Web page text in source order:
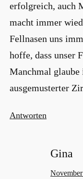
erfolgreich, auch
macht immer
Fellnasen uns
hoffe, dass unser
Manchmal
ausgemusterter
Antworten
Gina